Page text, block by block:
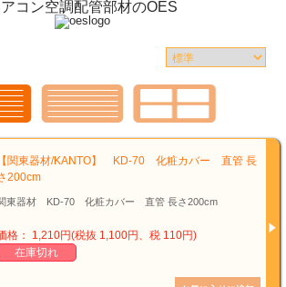
コン空調配管部材のOES
【関東器材/KANTO】 KD-70 化粧カバー 直管 長
200cm
東器材 KD-70 化粧カバー 直管 長さ200cm
格： 1,210円(税抜 1,100円、税 110円)
在庫切れ